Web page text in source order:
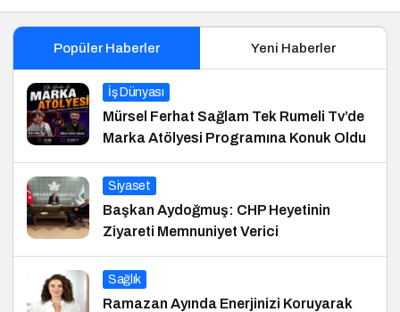
Popüler Haberler Yeni Haberler
İş Dünyası
Mürsel Ferhat Sağlam Tek Rumeli Tv’de
Marka Atölyesi Programına Konuk Oldu
Siyaset
Başkan Aydoğmuş: CHP Heyetinin
Ziyareti Memnuniyet Verici
Sağlık
Ramazan Ayında Enerjinizi Koruyarak